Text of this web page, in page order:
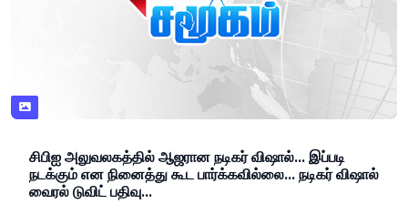
சிபிஐ அலுவலகத்தில் ஆஜரான நடிகர் விஷால்... இப்படி
நடக்கும் என நினைத்து கூட பார்க்கவில்லை... நடிகர் விஷால்
வைரல் டுவிட் பதிவு...